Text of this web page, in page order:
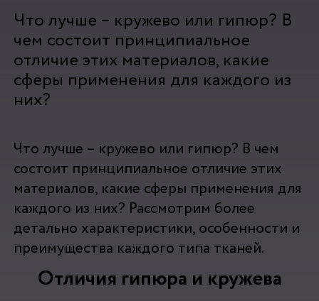
Что лучше – кружево или гипюр? В
чем состоит принципиальное
отличие этих материалов, какие
сферы применения для каждого из
них?
Что лучше – кружево или гипюр? В чем
состоит принципиальное отличие этих
материалов, какие сферы применения для
каждого из них? Рассмотрим более
детально характеристики, особенности и
преимущества каждого типа тканей.
Отличия гипюра и кружева